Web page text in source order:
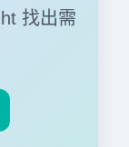
找出需